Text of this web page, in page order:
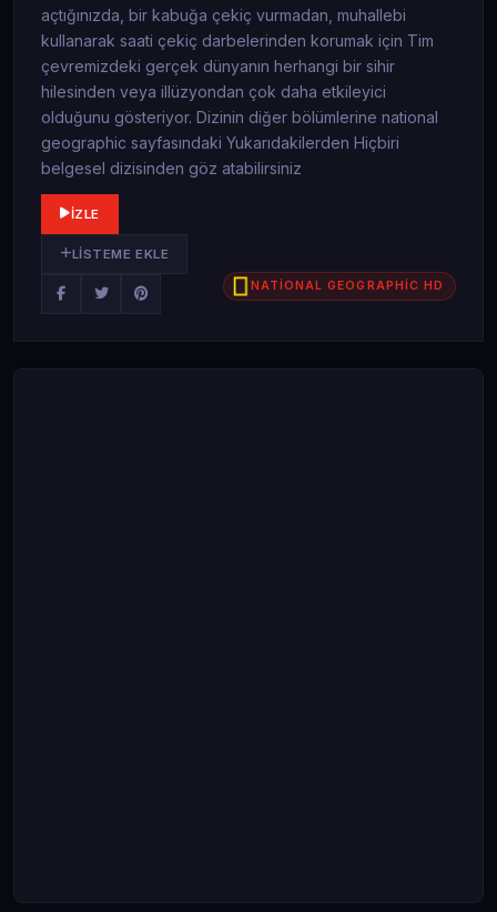
açtığınızda, bir kabuğa çekiç vurmadan, muhallebi
kullanarak saati çekiç darbelerinden korumak için Tim
çevremizdeki gerçek dünyanın herhangi bir sihir
hilesinden veya illüzyondan çok daha etkileyici
olduğunu gösteriyor. Dizinin diğer bölümlerine national
geographic sayfasındaki Yukarıdakilerden Hiçbiri
belgesel dizisinden göz atabilirsiniz
İZLE
LISTEME EKLE
NATİONAL GEOGRAPHİC HD